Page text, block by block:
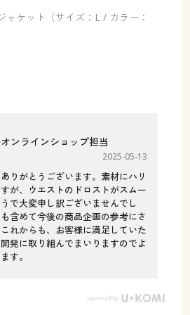
ャケット（サイズ：L / カラー：
ンラインショップ担当
2025-05-13
りがとうございます。素材にハリ
が、ウエストのドロストがスムー
で大変申し訳ございませんでし
含めて今後の商品企画の参考にさ
れからも、お客様に満足していた
発に取り組んでまいりますのでよ
す。